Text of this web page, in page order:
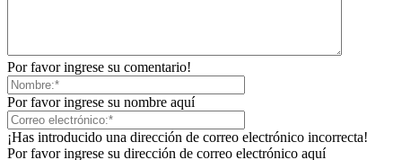
Por favor ingrese su comentario!
Por favor ingrese su nombre aquí
¡Has introducido una dirección de correo electrónico incorrecta!
Por favor ingrese su dirección de correo electrónico aquí